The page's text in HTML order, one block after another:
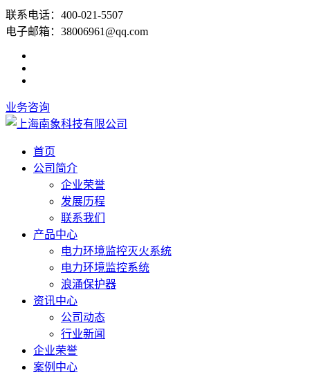
联系电话：400-021-5507
电子邮箱：38006961@qq.com
业务咨询
首页
公司简介
企业荣誉
发展历程
联系我们
产品中心
电力环境监控灭火系统
电力环境监控系统
浪涌保护器
资讯中心
公司动态
行业新闻
企业荣誉
案例中心